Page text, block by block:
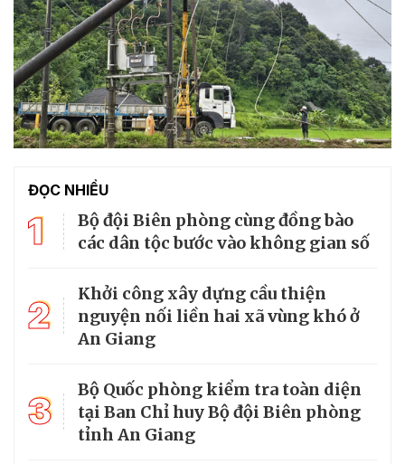
ĐỌC NHIỀU
1
Bộ đội Biên phòng cùng đồng bào
các dân tộc bước vào không gian số
2
Khởi công xây dựng cầu thiện
nguyện nối liền hai xã vùng khó ở
An Giang
3
Bộ Quốc phòng kiểm tra toàn diện
tại Ban Chỉ huy Bộ đội Biên phòng
tỉnh An Giang